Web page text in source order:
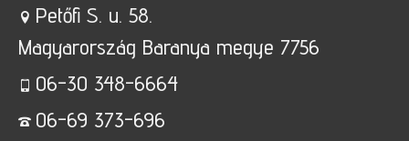
Petőfi S. u. 58.
Magyarország Baranya megye 7756
06-30 348-6664
06-69 373-696